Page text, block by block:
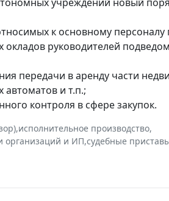
к основному персоналу
руководителей
передачи в аренду части
и т.п.;
контроля в сфере закупок.
,исполнительное производство,
организаций и ИП,судебные